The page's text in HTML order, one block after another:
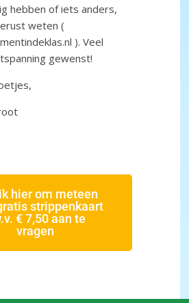
hebben of iets anders,
weten (
). Veel
gewenst!
hier om meteen
strippenkaart
€ 7,50 aan te
vragen